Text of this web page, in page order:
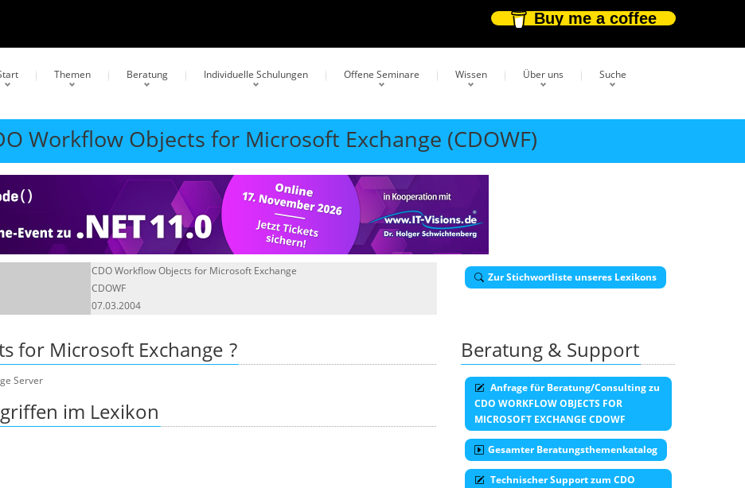
Buy me a coffee
Themen Beratung Individuelle Schulungen Offene Seminare Wissen Über uns Suche
Workflow Objects for Microsoft Exchange (CDOWF)
CDO Workflow Objects for Microsoft Exchange
CDOWF
07.03.2004
Zur Stichwortliste unseres Lexikons
for Microsoft Exchange ?
Server
im Lexikon
Beratung & Support
Anfrage für Beratung/Consulting zu
CDO WORKFLOW OBJECTS FOR
MICROSOFT EXCHANGE CDOWF
Gesamter Beratungsthemenkatalog
Technischer Support zum CDO